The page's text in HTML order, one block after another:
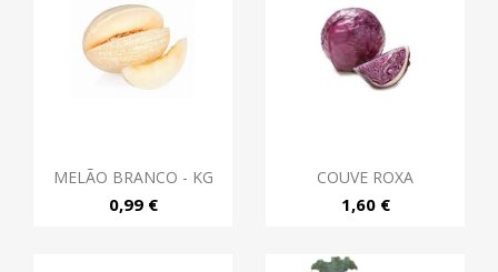
MELÃO BRANCO - KG
0,99 €
COUVE ROXA
1,60 €